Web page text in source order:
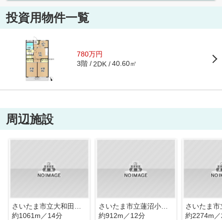
投資用物件一覧
780万円
3階 2DK 40.60㎡
周辺施設
約1061m／14分
さいたま市立蓮沼小学校
約912m／12分
約2274m